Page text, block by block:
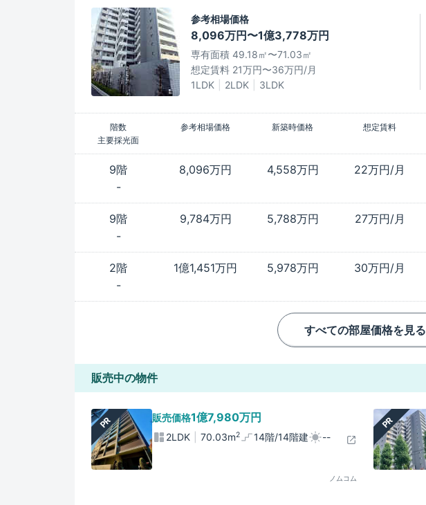
参考相場価格
8,096万円〜1億3,778万円
専有面積 49.18㎡〜71.03㎡
想定賃料 21万円〜36万円/月
1LDK
2LDK 3LDK
階数 参考相場価格 新築時価格 想定賃料
主要採光面
9階 8,096万円 4,558万円 22万円/月
-
9階 9,784万円 5,788万円 27万円/月
-
2階 1億1,451万円 5,978万円 30万円/月
-
すべての部屋価格を見る
販売中の物件
PR 販売価格1億7,980万円
2LDK 70.03m2 14階/14階建 --
ノムコム
PR